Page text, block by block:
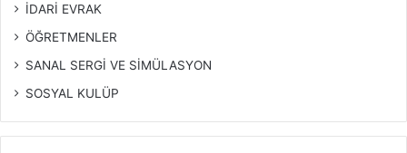
İDARİ EVRAK
ÖĞRETMENLER
SANAL SERGİ VE SİMÜLASYON
SOSYAL KULÜP